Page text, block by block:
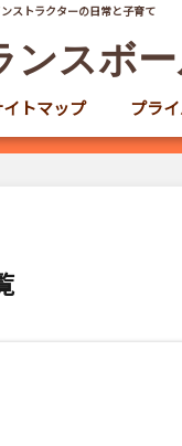
ストラクターの日常と子育て
ンスボ
イトマップ プラ